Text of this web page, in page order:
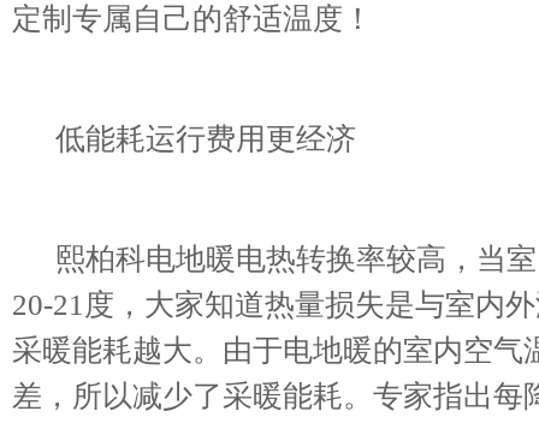
定制专属自己的舒适温度！
低能耗运行费用更经济
熙柏科电地暖电热转换率较高，当
20-21度，大家知道热量损失是与室内
采暖能耗越大。由于电地暖的室内空
差，所以减少了采暖能耗。专家指出